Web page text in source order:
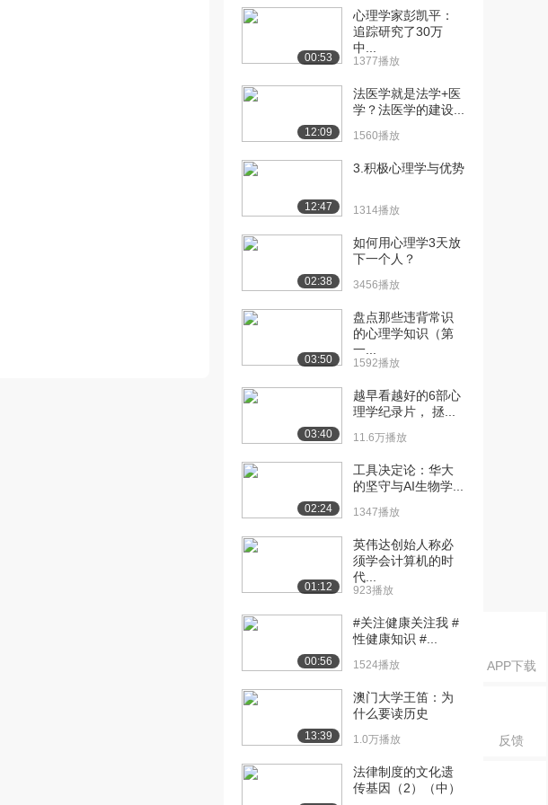
APP下载
反馈
[10] 山东大学公开课： 性
自我保护与青春...
2851播放
11:25
[11] 山东大学公开课： 性
11:15
[12] 山东大学公开课：性
15:26
[13] 山东大学公开课：性
15:27
[14] 山东大学公开课：性
15:17
[15] 山东大学公开课：大
13:34
[16] 山东大学公开课：大
学校园里的爱情（...
13:34
学校园里的爱情（...
孕、怀孕与分娩（...
孕、怀孕与分娩（...
[20] 山东大学公开课：受
孕、怀孕与分娩（...
00:53
心理学家彭凯平：
追踪研究了30万
中...
1377播放
12:09
法医学就是法学+医
学？法医学的建设...
1560播放
12:47
3.积极心理学与优势
1314播放
02:38
如何用心理学3天放
下一个人？
3456播放
03:50
盘点那些违背常识
的心理学知识（第
一...
1592播放
03:40
越早看越好的6部心
理学纪录片， 拯...
11.6万播放
02:24
工具决定论：华大
的坚守与AI生物学...
1347播放
01:12
英伟达创始人称必
须学会计算机的时
代...
923播放
00:56
#关注健康关注我 #
性健康知识 #...
1524播放
13:39
澳门大学王笛：为
什么要读历史
1.0万播放
法律制度的文化遗
传基因（2）（中）